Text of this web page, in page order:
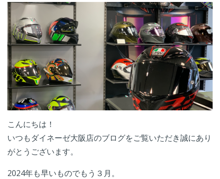
こんにちは！
いつもダイネーゼ大阪店のブログをご覧いただき誠にあり
がとうございます。
2024年も早いものでもう３月。